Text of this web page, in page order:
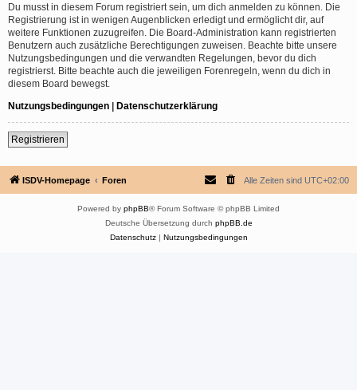
Du musst in diesem Forum registriert sein, um dich anmelden zu können. Die
Registrierung ist in wenigen Augenblicken erledigt und ermöglicht dir, auf
weitere Funktionen zuzugreifen. Die Board-Administration kann registrierten
Benutzern auch zusätzliche Berechtigungen zuweisen. Beachte bitte unsere
Nutzungsbedingungen und die verwandten Regelungen, bevor du dich
registrierst. Bitte beachte auch die jeweiligen Forenregeln, wenn du dich in
diesem Board bewegst.
Nutzungsbedingungen | Datenschutzerklärung
Registrieren
ISDV-Homepage Foren Alle Zeiten sind UTC+02:00
Powered by phpBB® Forum Software © phpBB Limited
Deutsche Übersetzung durch phpBB.de
Datenschutz| Nutzungsbedingungen